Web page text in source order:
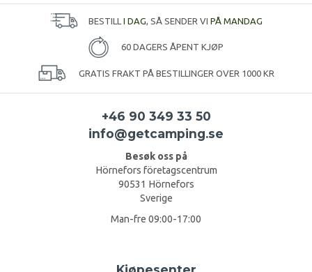
BESTILL I DAG, SÅ SENDER VI PÅ MANDAG
60 DAGERS ÅPENT KJØP
GRATIS FRAKT PÅ BESTILLINGER OVER 1000 KR
+46 90 349 33 50
info@getcamping.se
Besøk oss på
Hörnefors företagscentrum
90531 Hörnefors
Sverige
Man-fre 09:00-17:00